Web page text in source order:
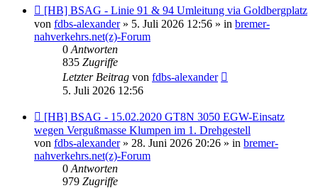
Neuer
Beitrag
[HB] BSAG - Linie 91 & 94 Umleitung via Goldbergplatz
von fdbs-alexander» 5. Juli 2026 12:56 » in bremer-
nahverkehrs.net(z)-Forum
0 Antworten
835 Zugriffe
Letzter Beitrag von fdbs-alexander
5. Juli 2026 12:56
Neuer
Beitrag
[HB] BSAG - 15.02.2020 GT8N 3050 EGW-Einsatz
wegen Vergußmasse Klumpen im 1. Drehgestell
von fdbs-alexander» 28. Juni 2026 20:26 » in bremer-
nahverkehrs.net(z)-Forum
0 Antworten
979 Zugriffe